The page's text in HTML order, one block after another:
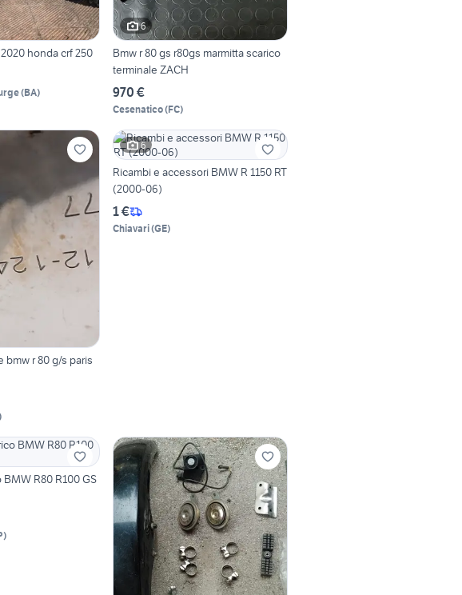
honda crf 250
(BA)
6
Bmw r 80 gs r80gs marmitta scarico
terminale ZACH
970 €
Cesenatico(FC)
bmw r 80 g/s paris
)
6
Ricambi e accessori BMW R 1150 RT
(2000-06)
1 €
Chiavari(GE)
R80 R100 GS
)